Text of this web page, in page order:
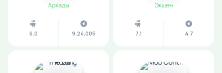
Аркады
6.0 9.24.005
Экшен
7.1 4.7